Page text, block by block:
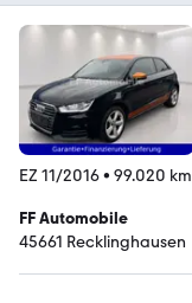
EZ 11/2016• 99.020 km
FF Automobile
45661 Recklinghausen